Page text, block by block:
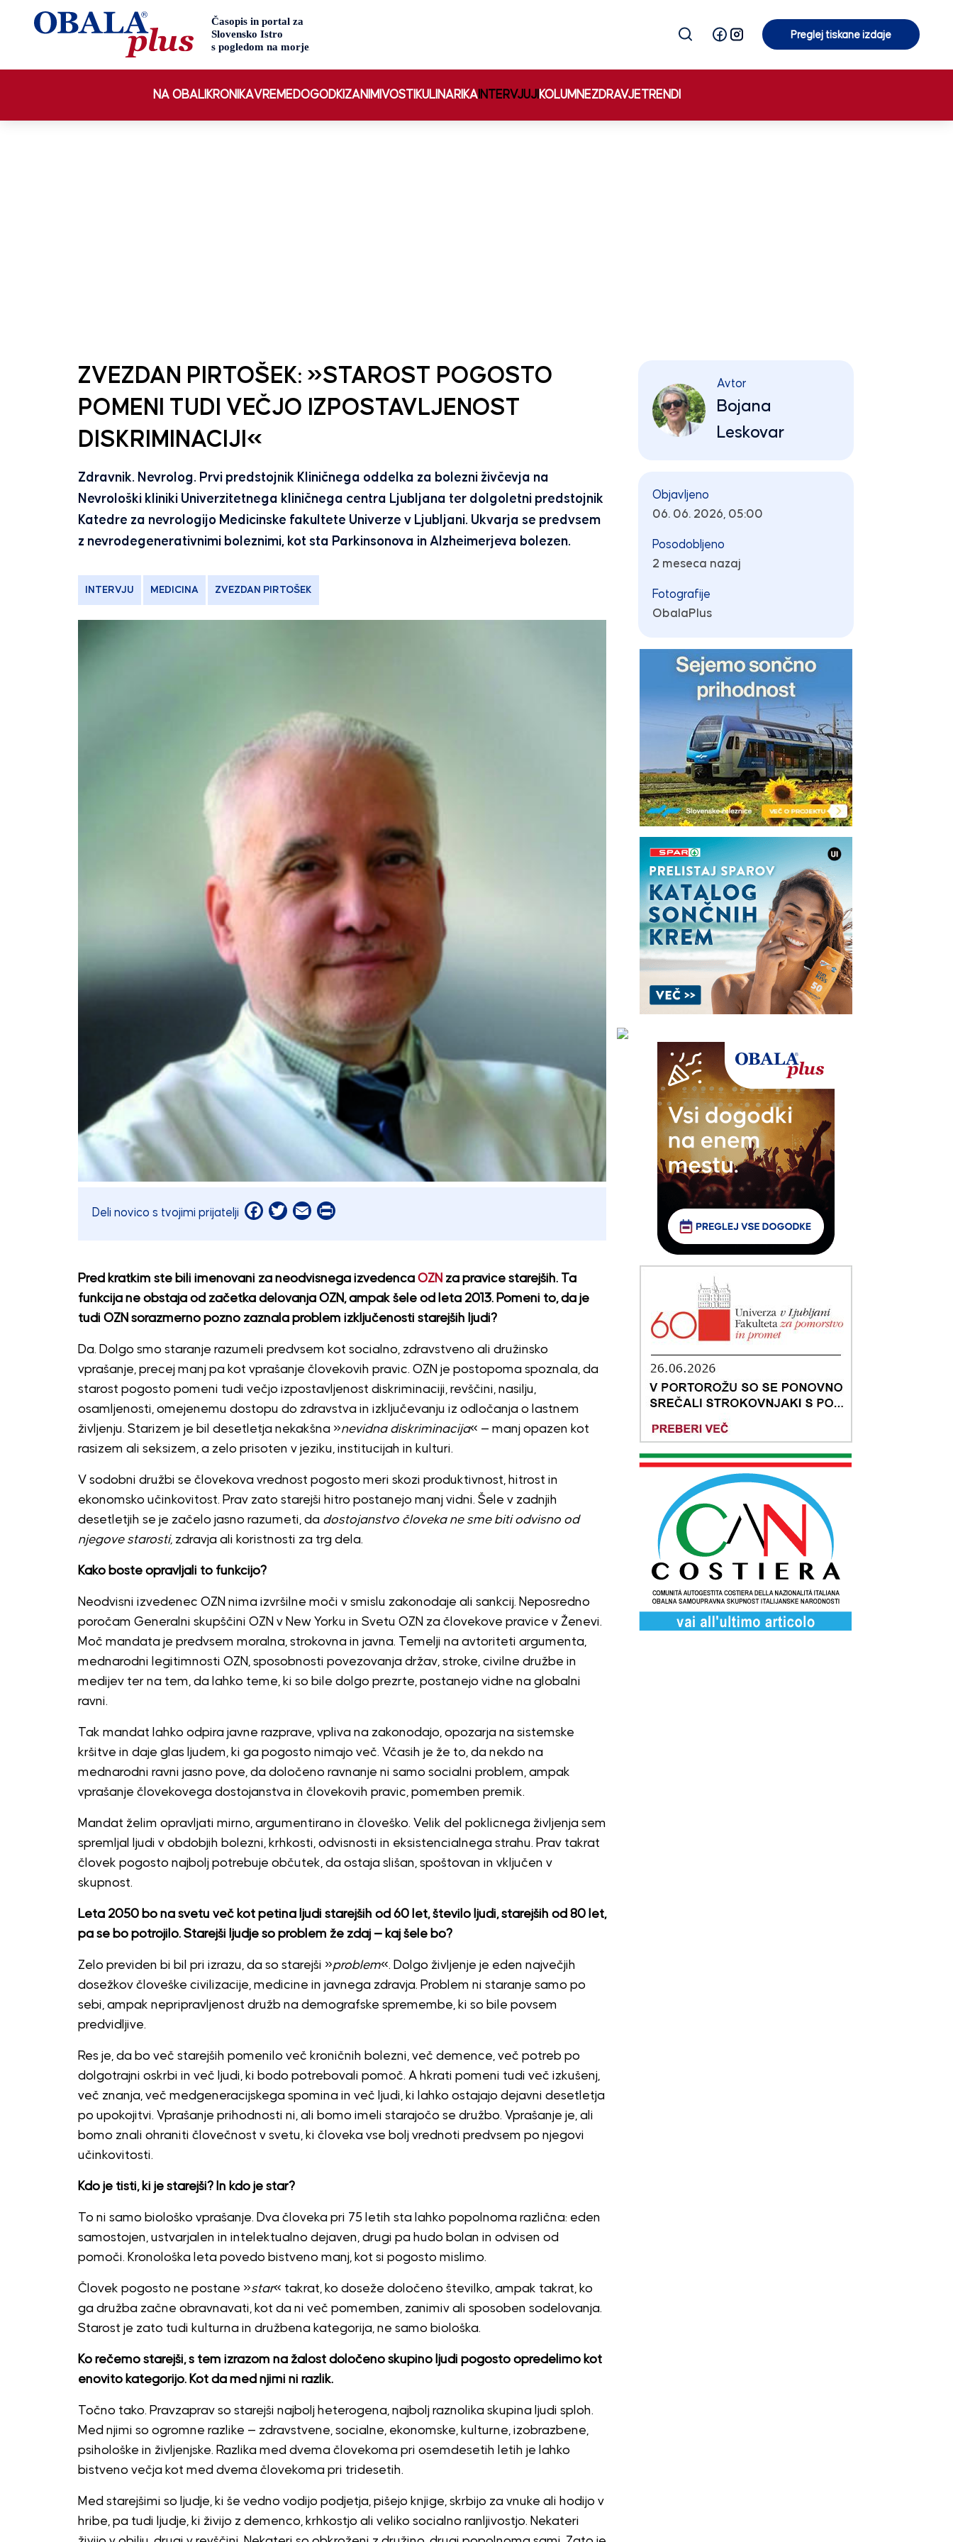
Preglej tiskane izdaje
NA OBALI KRONIKAVREMEDOGODKIZANIMIVOSTI KULINARIKA INTERVJUJI KOLUMNEZDRAVJETRENDI
ZVEZDAN PIRTOŠEK: »STAROST POGOSTO
POMENI TUDI VEČJO IZPOSTAVLJENOST
DISKRIMINACIJI«
Zdravnik. Nevrolog. Prvi predstojnik Kliničnega oddelka za bolezni živčevja na
Nevrološki kliniki Univerzitetnega kliničnega centra Ljubljana ter dolgoletni predstojnik
Katedre za nevrologijo Medicinske fakultete Univerze v Ljubljani. Ukvarja se predvsem
z nevrodegenerativnimi boleznimi, kot sta Parkinsonova in Alzheimerjeva bolezen.
INTERVJU MEDICINA ZVEZDAN PIRTOŠEK
Deli novico s tvojimi prijatelji Facebook
Twitter
EmailPrint
Pred kratkim ste bili imenovani za neodvisnega izvedenca OZN za pravice starejših. Ta
funkcija ne obstaja od začetka delovanja OZN, ampak šele od leta 2013. Pomeni to, da je
tudi OZN sorazmerno pozno zaznala problem izključenosti starejših ljudi?
Da. Dolgo smo staranje razumeli predvsem kot socialno, zdravstveno ali družinsko
vprašanje, precej manj pa kot vprašanje človekovih pravic. OZN je postopoma spoznala, da
starost pogosto pomeni tudi večjo izpostavljenost diskriminaciji, revščini, nasilju,
osamljenosti, omejenemu dostopu do zdravstva in izključevanju iz odločanja o lastnem
življenju. Starizem je bil desetletja nekakšna »nevidna diskriminacija« — manj opazen kot
rasizem ali seksizem, a zelo prisoten v jeziku, institucijah in kulturi.
V sodobni družbi se človekova vrednost pogosto meri skozi produktivnost, hitrost in
ekonomsko učinkovitost. Prav zato starejši hitro postanejo manj vidni. Šele v zadnjih
desetletjih se je začelo jasno razumeti, da dostojanstvo človeka ne sme biti odvisno od
njegove starosti,zdravja ali koristnosti za trg dela.
Kako boste opravljali to funkcijo?
Neodvisni izvedenec OZN nima izvršilne moči v smislu zakonodaje ali sankcij. Neposredno
poročam Generalni skupščini OZN v New Yorku in Svetu OZN za človekove pravice v Ženevi.
Moč mandata je predvsem moralna, strokovna in javna. Temelji na avtoriteti argumenta,
mednarodni legitimnosti OZN, sposobnosti povezovanja držav, stroke, civilne družbe in
medijev ter na tem, da lahko teme, ki so bile dolgo prezrte, postanejo vidne na globalni
ravni.
Tak mandat lahko odpira javne razprave, vpliva na zakonodajo, opozarja na sistemske
kršitve in daje glas ljudem, ki ga pogosto nimajo več. Včasih je že to, da nekdo na
mednarodni ravni jasno pove, da določeno ravnanje ni samo socialni problem, ampak
vprašanje človekovega dostojanstva in človekovih pravic, pomemben premik.
Mandat želim opravljati mirno, argumentirano in človeško. Velik del poklicnega življenja sem
spremljal ljudi v obdobjih bolezni, krhkosti, odvisnosti in eksistencialnega strahu. Prav takrat
človek pogosto najbolj potrebuje občutek, da ostaja slišan, spoštovan in vključen v
skupnost.
Leta 2050 bo na svetu več kot petina ljudi starejših od 60 let, število ljudi, starejših od 80 let,
pa se bo potrojilo. Starejši ljudje so problem že zdaj — kaj šele bo?
Zelo previden bi bil pri izrazu, da so starejši »problem«. Dolgo življenje je eden največjih
dosežkov človeške civilizacije, medicine in javnega zdravja. Problem ni staranje samo po
sebi, ampak nepripravljenost družb na demografske spremembe, ki so bile povsem
predvidljive.
Res je, da bo več starejših pomenilo več kroničnih bolezni, več demence, več potreb po
dolgotrajni oskrbi in več ljudi, ki bodo potrebovali pomoč. A hkrati pomeni tudi več izkušenj,
več znanja, več medgeneracijskega spomina in več ljudi, ki lahko ostajajo dejavni desetletja
po upokojitvi. Vprašanje prihodnosti ni, ali bomo imeli starajočo se družbo. Vprašanje je, ali
bomo znali ohraniti človečnost v svetu, ki človeka vse bolj vrednoti predvsem po njegovi
učinkovitosti.
Kdo je tisti, ki je starejši? In kdo je star?
To ni samo biološko vprašanje. Dva človeka pri 75 letih sta lahko popolnoma različna: eden
samostojen, ustvarjalen in intelektualno dejaven, drugi pa hudo bolan in odvisen od
pomoči. Kronološka leta povedo bistveno manj, kot si pogosto mislimo.
Človek pogosto ne postane »star« takrat, ko doseže določeno številko, ampak takrat, ko
ga družba začne obravnavati, kot da ni več pomemben, zanimiv ali sposoben sodelovanja.
Starost je zato tudi kulturna in družbena kategorija, ne samo biološka.
Ko rečemo starejši, s tem izrazom na žalost določeno skupino ljudi pogosto opredelimo kot
enovito kategorijo. Kot da med njimi ni razlik.
Točno tako. Pravzaprav so starejši najbolj heterogena, najbolj raznolika skupina ljudi sploh.
Med njimi so ogromne razlike — zdravstvene, socialne, ekonomske, kulturne, izobrazbene,
psihološke in življenjske. Razlika med dvema človekoma pri osemdesetih letih je lahko
bistveno večja kot med dvema človekoma pri tridesetih.
Med starejšimi so ljudje, ki še vedno vodijo podjetja, pišejo knjige, skrbijo za vnuke ali hodijo v
hribe, pa tudi ljudje, ki živijo z demenco, krhkostjo ali veliko socialno ranljivostjo. Nekateri
Avtor
Bojana
Leskovar
Objavljeno
06. 06. 2026, 05:00
Posodobljeno
2 meseca nazaj
Fotografije
ObalaPlus